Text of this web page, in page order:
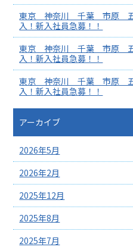
東京 神奈川 千葉 市原
入！新入社員急募！！
東京 神奈川 千葉 市原
入！新入社員急募！！
東京 神奈川 千葉 市原
入！新入社員急募！！
アーカイブ
2026年5月
2026年2月
2025年12月
2025年8月
2025年7月